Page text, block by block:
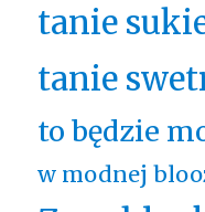
tanie
tanie
to będzie
w modnej